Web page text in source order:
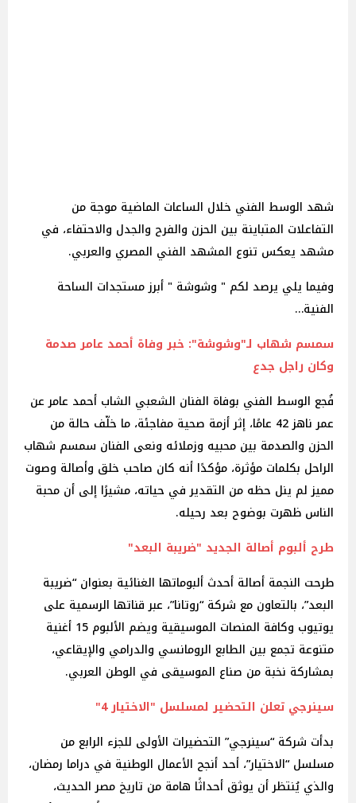
شهد الوسط الفني خلال الساعات الماضية موجة من
التفاعلات المتباينة بين الحزن والفرح والجدل والاحتفاء، في
مشهد يعكس تنوع المشهد الفني المصري والعربي.
وفيما يلي يرصد لكم " وشوشة " أبرز مستجدات الساحة
الفنية…
سمسم شهاب لـ"وشوشة": خبر وفاة أحمد عامر صدمة
وكان راجل جدع
فُجع الوسط الفني بوفاة الفنان الشعبي الشاب أحمد عامر عن
عمر ناهز 42 عامًا، إثر أزمة صحية مفاجئة، ما خلّف حالة من
الحزن والصدمة بين محبيه وزملائه ونعى الفنان سمسم شهاب
الراحل بكلمات مؤثرة، مؤكدًا أنه كان صاحب خلق وأصالة وصوت
مميز لم ينل حظه من التقدير في حياته، مشيرًا إلى أن محبة
الناس ظهرت بوضوح بعد رحيله.
طرح ألبوم أصالة الجديد "ضريبة البعد"‎
طرحت النجمة أصالة أحدث ألبوماتها الغنائية بعنوان “ضريبة
البعد”، بالتعاون مع شركة “روتانا”، عبر قناتها الرسمية على
يوتيوب وكافة المنصات الموسيقية ويضم الألبوم 15 أغنية
متنوعة تجمع بين الطابع الرومانسي والدرامي والإيقاعي،
بمشاركة نخبة من صناع الموسيقى في الوطن العربي.
سينرجي تعلن التحضير لمسلسل "الاختيار 4"
‎بدأت شركة “سينرجي” التحضيرات الأولى للجزء الرابع من
مسلسل “الاختيار”، أحد أنجح الأعمال الوطنية في دراما رمضان،
والذي يُنتظر أن يوثق أحداثًا هامة من تاريخ مصر الحديث،